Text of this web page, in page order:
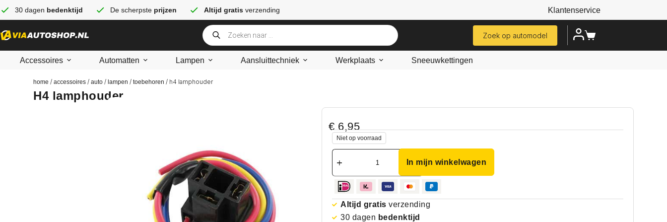
30 dagen bedenktijd De scherpste prijzen Altijd gratis verzending Klantenservice
Zoek op automodel
Accessoires Automatten Lampen Aansluittechniek Werkplaats Sneeuwkettingen
home /accessoires /auto /lampen /toebehoren / h4 lamphouder
H4 lamphouder
€6,95
Niet op voorraad
In mijn winkelwagen
Altijd gratis verzending
30 dagen bedenktijd